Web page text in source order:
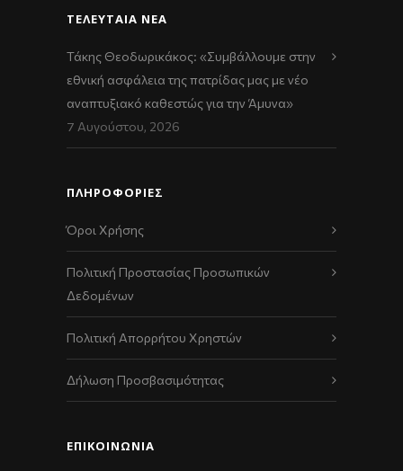
ΤΕΛΕΥΤΑΊΑ ΝΈΑ
Τάκης Θεοδωρικάκος: «Συμβάλλουμε στην
εθνική ασφάλεια της πατρίδας μας με νέο
αναπτυξιακό καθεστώς για την Άμυνα»
7 Αυγούστου, 2026
ΠΛΗΡΟΦΟΡΙΕΣ
Όροι Χρήσης
Πολιτική Προστασίας Προσωπικών
Δεδομένων
Πολιτική Απορρήτου Χρηστών
Δήλωση Προσβασιμότητας
ΕΠΙΚΟΙΝΩΝΊΑ